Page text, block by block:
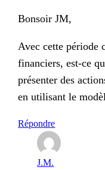
Bonsoir JM,
Avec cette période
financiers, est-ce
présenter des
en utilisant le
Répondre
J.M.